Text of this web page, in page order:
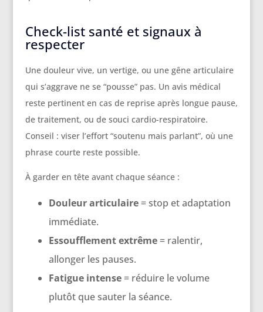
Check-list santé et signaux à
respecter
Une douleur vive, un vertige, ou une gêne articulaire
qui s’aggrave ne se “pousse” pas. Un avis médical
reste pertinent en cas de reprise après longue pause,
de traitement, ou de souci cardio-respiratoire.
Conseil : viser l’effort “soutenu mais parlant”, où une
phrase courte reste possible.
À garder en tête avant chaque séance :
Douleur articulaire= stop et adaptation
immédiate.
Essoufflement extrême= ralentir,
allonger les pauses.
Fatigue intense= réduire le volume
plutôt que sauter la séance.